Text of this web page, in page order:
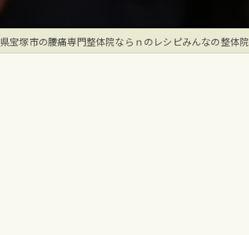
宝塚市の腰痛専門整体院ならｎのレシピみんなの整体院